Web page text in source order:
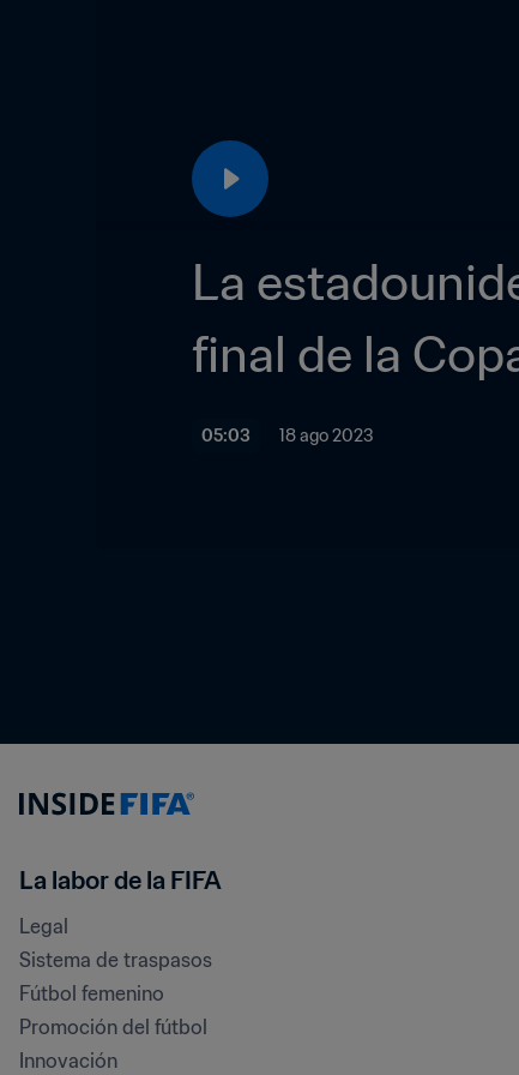
La
final de la
05:03 18 ago 2023
La labor de la FIFA
Legal
Sistema de traspasos
Fútbol femenino
Promoción del fútbol
Innovación